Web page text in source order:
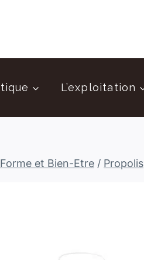
L’exploitation
Forme et Bien-Etre / Propolis